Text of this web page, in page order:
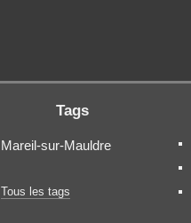
Tags
Mareil-sur-Mauldre
Tous les tags